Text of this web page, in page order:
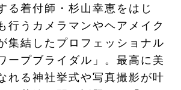
探す
る着付師・杉山幸恵をはじ
行うカメラマンやヘアメイク
集結したプロフェッショナル
ープブライダル」。最高に美
れる神社挙式や写真撮影が叶